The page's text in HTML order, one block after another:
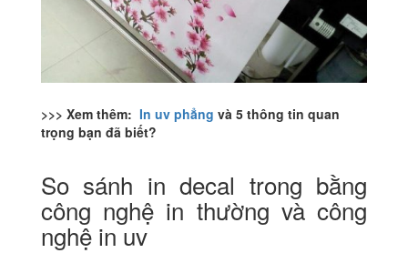
>>> Xem thêm: In uv phẳng và 5 thông tin quan
trọng bạn đã biết?
So sánh in decal trong bằng
công nghệ in thường và công
nghệ in uv